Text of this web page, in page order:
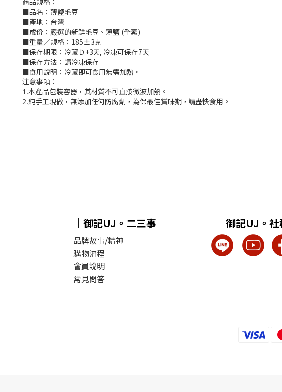
商品規格：
■品名：薄鹽毛豆
■產地：台灣
■成份：嚴選的新鮮毛豆、薄鹽 (全素)
■重量／規格：185±3克
■保存期限：冷藏Ｄ+3天, 冷凍可保存7天
■保存方法：請冷凍保存
■食用說明：冷藏即可食用無需加熱。
注意事項：
1.本產品包裝容器，其材質不可直接微波加熱。
2.純手工現做，無添加任何防腐劑，為保最佳賞味期，請盡快食用。
｜御記UJ。二三事
品牌故事/精神
購物流程
會員說明
常見問答
｜御記UJ。社